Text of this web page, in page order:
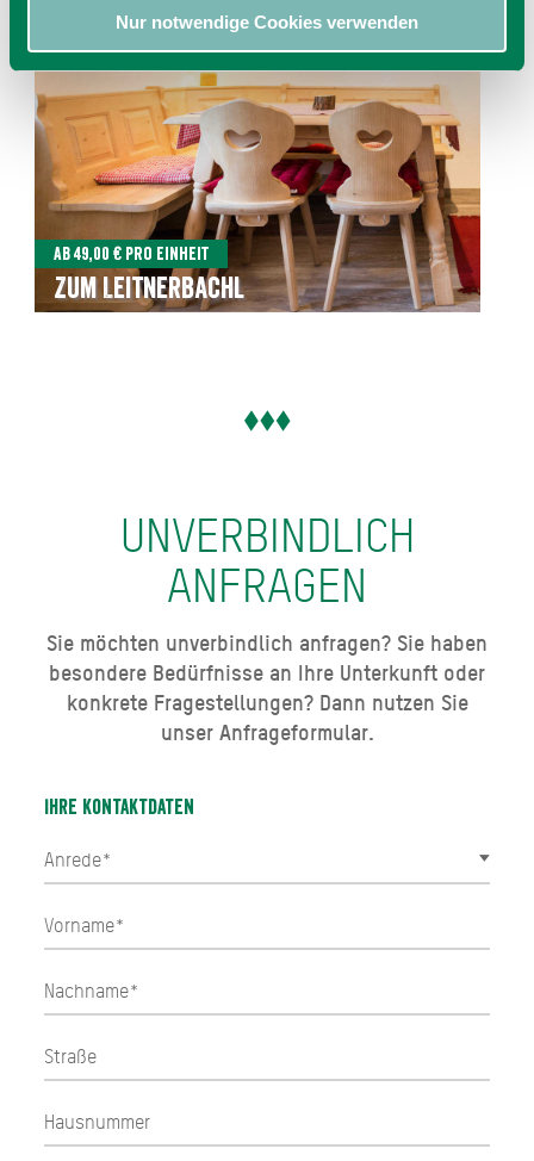
Nur notwendige Cookies verwenden
Ab 49,00 € pro Einheit
Zum Leitnerbachl
UNVERBINDLICH
ANFRAGEN
Sie möchten unverbindlich anfragen? Sie haben
besondere Bedürfnisse an Ihre Unterkunft oder
konkrete Fragestellungen? Dann nutzen Sie
unser Anfrageformular.
Ihre Kontaktdaten